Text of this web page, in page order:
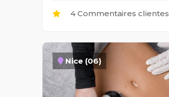
4 Commentaires clientes
Nice (06)